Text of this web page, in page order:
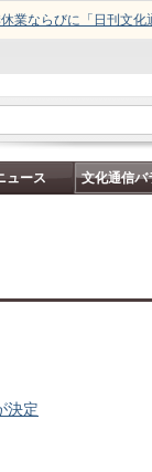
業ならびに「日刊文化
ュース 文化通信バ
決定